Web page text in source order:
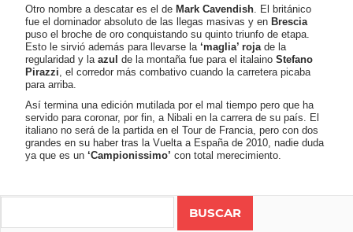
Otro nombre a descatar es el de Mark Cavendish . El británico
fue el dominador absoluto de las llegas masivas y en Brescia
puso el broche de oro conquistando su quinto triunfo de etapa.
Esto le sirvió además para llevarse la ‘maglia’ roja de la
regularidad y la azul de la montaña fue para el italaino Stefano
Pirazzi , el corredor más combativo cuando la carretera picaba
para arriba.
Así termina una edición mutilada por el mal tiempo pero que ha
servido para coronar, por fin, a Nibali en la carrera de su país. El
italiano no será de la partida en el Tour de Francia, pero con dos
grandes en su haber tras la Vuelta a España de 2010, nadie duda
ya que es un ‘Campionissimo’ con total merecimiento.